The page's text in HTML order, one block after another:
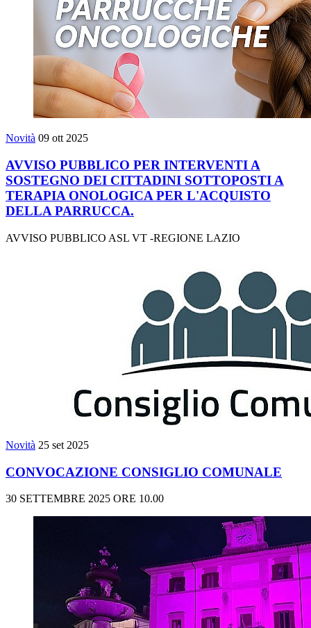
Novità 09 ott 2025
AVVISO PUBBLICO PER INTERVENTI A
SOSTEGNO DEI CITTADINI SOTTOPOSTI A
TERAPIA ONOLOGICA PER L'ACQUISTO
DELLA PARRUCCA.
AVVISO PUBBLICO ASL VT -REGIONE LAZIO
Novità 25 set 2025
CONVOCAZIONE CONSIGLIO COMUNALE
30 SETTEMBRE 2025 ORE 10.00